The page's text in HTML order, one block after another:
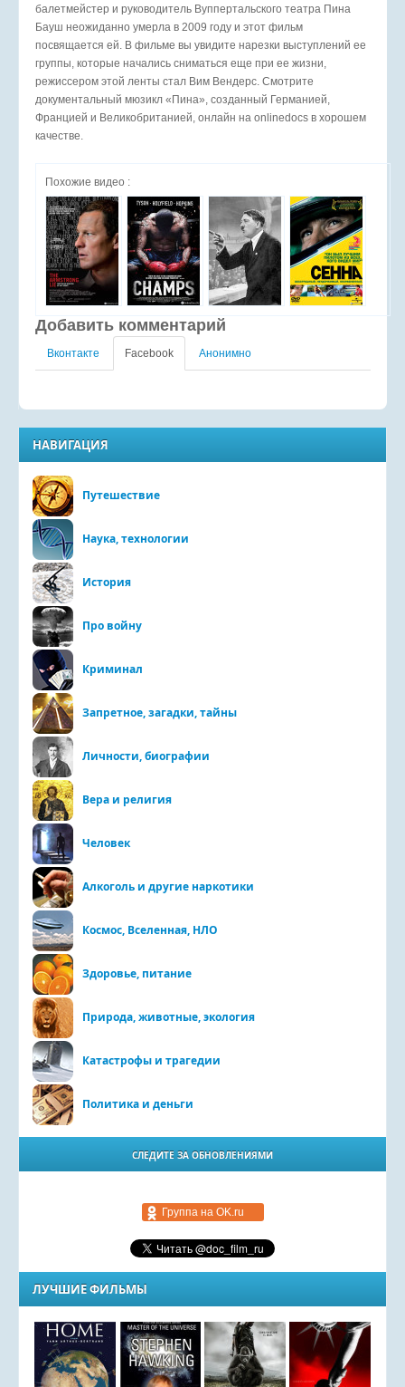
балетмейстер и руководитель Вуппертальского театра Пина
Бауш неожиданно умерла в 2009 году и этот фильм
посвящается ей. В фильме вы увидите нарезки выступлений ее
группы, которые начались сниматься еще при ее жизни,
режиссером этой ленты стал Вим Вендерс. Смотрите
документальный мюзикл «Пина», созданный Германией,
Францией и Великобританией, онлайн на onlinedocs в хорошем
качестве.
Похожие видео :
Добавить комментарий
Вконтакте Facebook Анонимно
НАВИГАЦИЯ
Путешествие
Наука, технологии
История
Про войну
Криминал
Запретное, загадки, тайны
Личности, биографии
Вера и религия
Человек
Алкоголь и другие наркотики
Космос, Вселенная, НЛО
Здоровье, питание
Природа, животные, экология
Катастрофы и трагедии
Политика и деньги
СЛЕДИТЕ ЗА ОБНОВЛЕНИЯМИ
Группа на OK.ru
ЛУЧШИЕ ФИЛЬМЫ